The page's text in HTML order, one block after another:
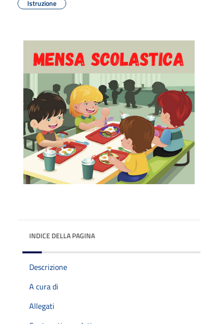
Istruzione
INDICE DELLA PAGINA
Descrizione
A cura di
Allegati